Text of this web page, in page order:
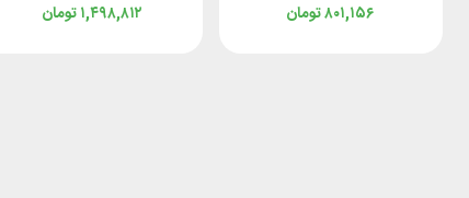
تومان۸۰۱,۱۵۶ تومان۱,۴۹۸,۸۱۲